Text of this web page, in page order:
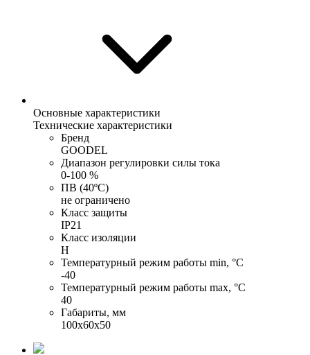
Основные характеристики
Технические характеристики
Бренд
GOODEL
Диапазон регулировки силы тока
0-100 %
ПВ (40ºC)
не ограничено
Класс защиты
IP21
Класс изоляции
H
Температурный режим работы min, °С
-40
Температурный режим работы max, °С
40
Габариты, мм
100х60х50